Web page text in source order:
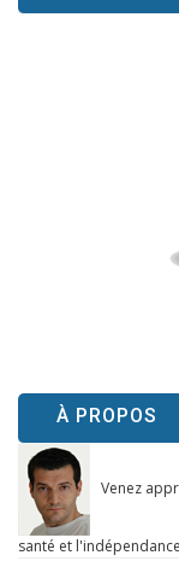
À PROPOS
Venez
santé et